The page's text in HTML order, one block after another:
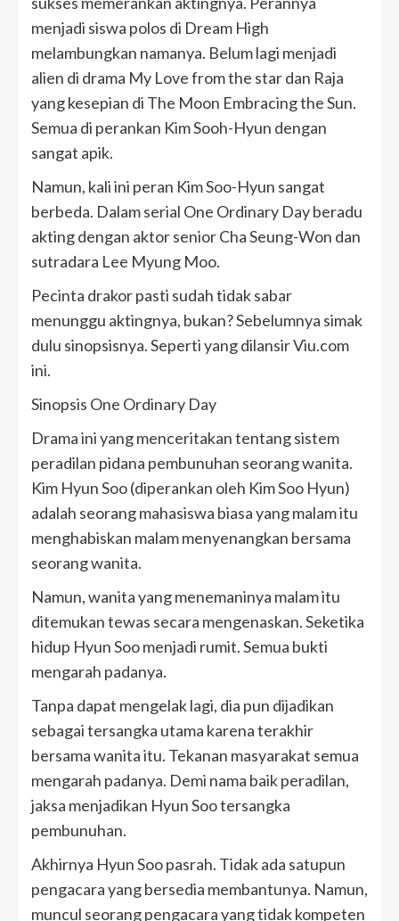
menjadi siswa polos di Dream High
melambungkan namanya. Belum lagi menjadi
alien di drama My Love from the star dan Raja
yang kesepian di The Moon Embracing the Sun.
Semua di perankan Kim Sooh-Hyun dengan
sangat apik.
Namun, kali ini peran Kim Soo-Hyun sangat
berbeda. Dalam serial One Ordinary Day beradu
akting dengan aktor senior Cha Seung-Won dan
sutradara Lee Myung Moo.
Pecinta drakor pasti sudah tidak sabar
menunggu aktingnya, bukan? Sebelumnya simak
dulu sinopsisnya. Seperti yang dilansir Viu.com
ini.
Sinopsis One Ordinary Day
Drama ini yang menceritakan tentang sistem
peradilan pidana pembunuhan seorang wanita.
Kim Hyun Soo (diperankan oleh Kim Soo Hyun)
adalah seorang mahasiswa biasa yang malam itu
menghabiskan malam menyenangkan bersama
seorang wanita.
Namun, wanita yang menemaninya malam itu
ditemukan tewas secara mengenaskan. Seketika
hidup Hyun Soo menjadi rumit. Semua bukti
mengarah padanya.
Tanpa dapat mengelak lagi, dia pun dijadikan
sebagai tersangka utama karena terakhir
bersama wanita itu. Tekanan masyarakat semua
mengarah padanya. Demi nama baik peradilan,
jaksa menjadikan Hyun Soo tersangka
pembunuhan.
Akhirnya Hyun Soo pasrah. Tidak ada satupun
pengacara yang bersedia membantunya. Namun,
muncul seorang pengacara yang tidak kompeten